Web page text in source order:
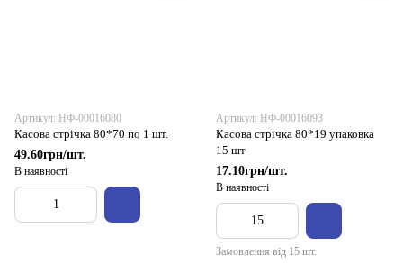
Артикул: НФ-00016080
Касова стрічка 80*70 по 1 шт.
49.60грн/шт.
В наявності
Артикул: НФ-00016093
Касова стрічка 80*19 упаковка
15 шт
17.10грн/шт.
В наявності
Замовлення від 15 шт.